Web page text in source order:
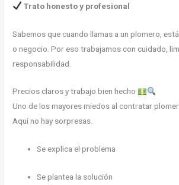
Trato honesto y profesional
Sabemos que cuando llamas a un plomero,
o negocio. Por eso trabajamos con cuidado,
responsabilidad.
Precios claros y trabajo bien hecho
Uno de los mayores miedos al contratar
Aquí no hay sorpresas.
Se explica el problema
Se plantea la solución